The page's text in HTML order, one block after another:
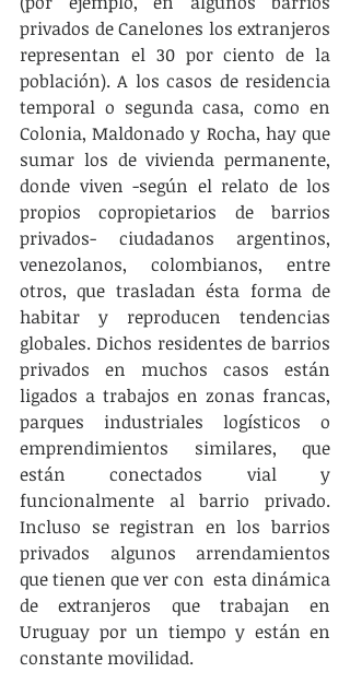
privados de Canelones los extranjeros
representan el 30 por ciento de la
población). A los casos de residencia
temporal o segunda casa, como en
Colonia, Maldonado y Rocha, hay que
sumar los de vivienda permanente,
donde viven -según el relato de los
propios copropietarios de barrios
privados- ciudadanos argentinos,
venezolanos, colombianos, entre
otros, que trasladan ésta forma de
habitar y reproducen tendencias
globales. Dichos residentes de barrios
privados en muchos casos están
ligados a trabajos en zonas francas,
parques industriales logísticos o
emprendimientos similares, que
están conectados vial y
funcionalmente al barrio privado.
Incluso se registran en los barrios
privados algunos arrendamientos
que tienen que ver con  esta dinámica
de extranjeros que trabajan en
Uruguay por un tiempo y están en
constante movilidad.